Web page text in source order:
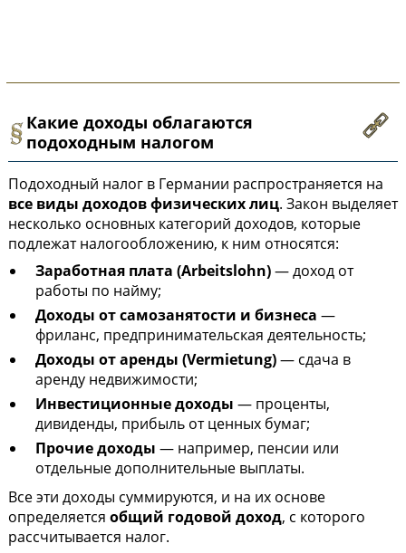
Какие доходы облагаются
подоходным налогом
Подоходный налог в Германии распространяется на
все виды доходов физических лиц. Закон выделяет
несколько основных категорий доходов, которые
подлежат налогообложению, к ним относятся:
Заработная плата (Arbeitslohn)— доход от
работы по найму;
Доходы от самозанятости и бизнеса —
фриланс, предпринимательская деятельность;
Доходы от аренды (Vermietung)— сдача в
аренду недвижимости;
Инвестиционные доходы — проценты,
дивиденды, прибыль от ценных бумаг;
Прочие доходы — например, пенсии или
отдельные дополнительные выплаты.
Все эти доходы суммируются, и на их основе
определяется общий годовой доход, с которого
рассчитывается налог.